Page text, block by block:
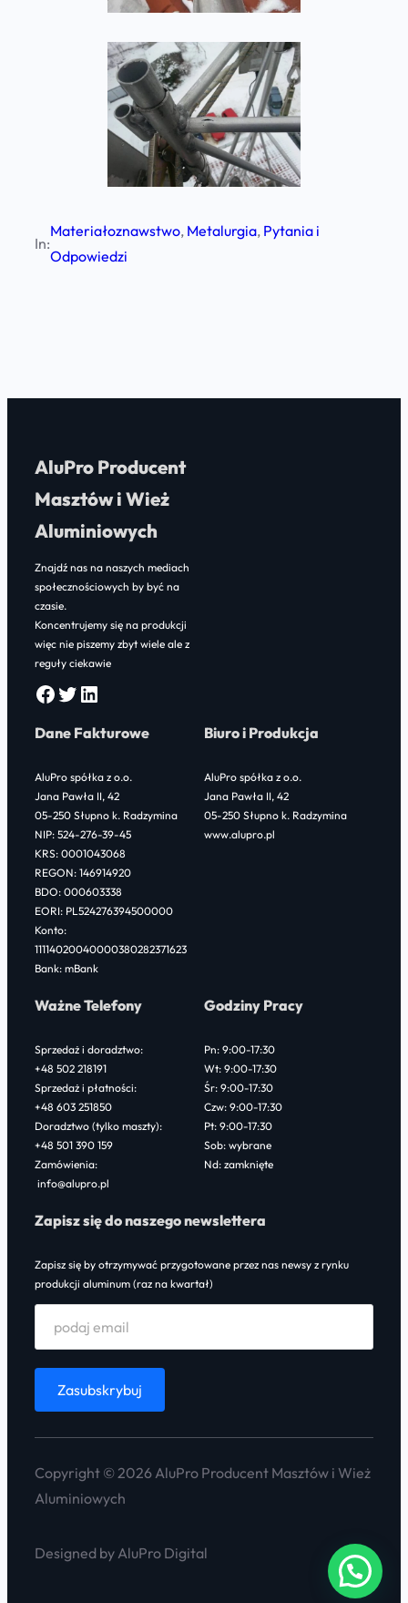
In:
Materiałoznawstwo, Metalurgia, Pytania i
Odpowiedzi
AluPro Producent
Masztów i Wież
Aluminiowych
Znajdź nas na naszych mediach
społecznościowych by być na
czasie.
Koncentrujemy się na produkcji
więc nie piszemy zbyt wiele ale z
reguły ciekawie
Facebook Twitter LinkedIn
Dane Fakturowe
AluPro spółka z o.o.
Jana Pawła II, 42
05-250 Słupno k. Radzymina
NIP: 524-276-39-45
KRS: 0001043068
REGON: 146914920
BDO: 000603338
EORI: PL524276394500000
Konto:
11114020040000380282371623
Bank: mBank
Biuro i Produkcja
AluPro spółka z o.o.
Jana Pawła II, 42
05-250 Słupno k. Radzymina
www.alupro.pl
Ważne Telefony
Sprzedaż i doradztwo:
+48 502 218191
Sprzedaż i płatności:
+48 603 251850
Doradztwo (tylko maszty):
+48 501 390 159
Zamówienia:
info@alupro.pl
Godziny Pracy
Pn: 9:00-17:30
Wt: 9:00-17:30
Śr: 9:00-17:30
Czw: 9:00-17:30
Pt: 9:00-17:30
Sob: wybrane
Nd: zamknięte
Zapisz się do naszego newslettera
Zapisz się by otrzymywać przygotowane przez nas newsy z rynku
produkcji aluminum (raz na kwartał)
Copyright © 2026 AluPro Producent Masztów i Wież
Aluminiowych
Designed by AluPro Digital